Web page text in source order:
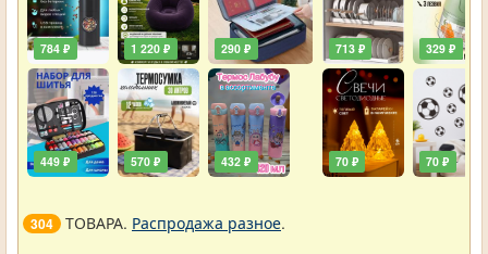
784 ₽
449 ₽
1 220 ₽
570 ₽
290 ₽
432 ₽
713 ₽
70 ₽
329 ₽
70 ₽
304 ТОВАРА. Распродажа разное.